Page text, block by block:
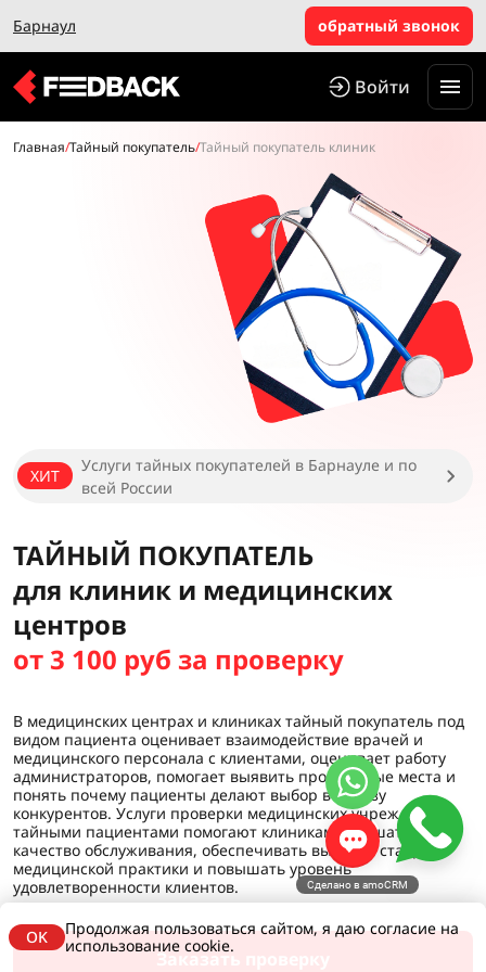
Барнаул обратный звонок
Войти
Главная/Тайный покупатель/Тайный покупатель клиник
ХИТ
Услуги тайных покупателей в Барнауле и по
всей России
ТАЙНЫЙ ПОКУПАТЕЛЬ
для клиник и медицинских
центров
от 3 100 руб за проверку
В медицинских центрах и клиниках тайный покупатель под
видом пациента оценивает взаимодействие врачей и
медицинского персонала с клиентами, оценивает работу
администраторов, помогает выявить проблемные места и
понять почему пациенты делают выбор в пользу
конкурентов. Услуги проверки медицинских учреждений
тайными пациентами помогают клиникам улучшать
качество обслуживания, обеспечивать высокий стандарт
медицинской практики и повышать уровень
удовлетворенности клиентов.
Заказать проверку
OK
Продолжая пользоваться сайтом, я даю согласие на
использование cookie.
Сделано в amoCRM